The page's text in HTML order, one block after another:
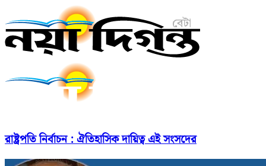
রাষ্ট্রপতি নির্বাচন : ঐতিহাসিক দায়িত্ব এই সংসদের